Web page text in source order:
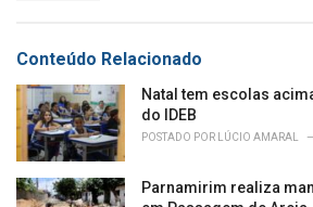
iConteúdo Relacionado
Natal tem escolas
do IDEB
POSTADO POR LÚCIO AMARAL
Parnamirim realiza